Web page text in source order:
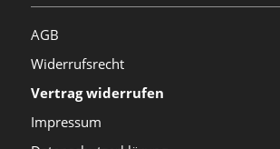
AGB
Widerrufsrecht
Vertrag widerrufen
Impressum